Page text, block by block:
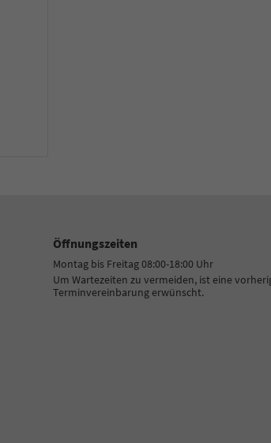
Öffnungszeiten
Montag bis Freitag 08:00-18:00 Uhr
Um Wartezeiten zu vermeiden, ist eine
Terminvereinbarung erwünscht.